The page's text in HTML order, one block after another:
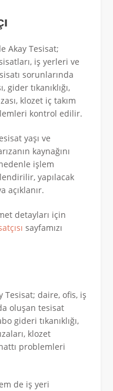
Akay Tesisat;
iş yerleri ve
sorunlarında
gider tıkanıklığı,
klozet iç takım
kontrol edilir.
yaşı ve
kaynağını
işlem
yapılacak
açıklanır.
detayları için
sayfamızı
Tesisat; daire, ofis, iş
oluşan tesisat
gideri tıkanıklığı,
klozet
problemleri
de iş yeri